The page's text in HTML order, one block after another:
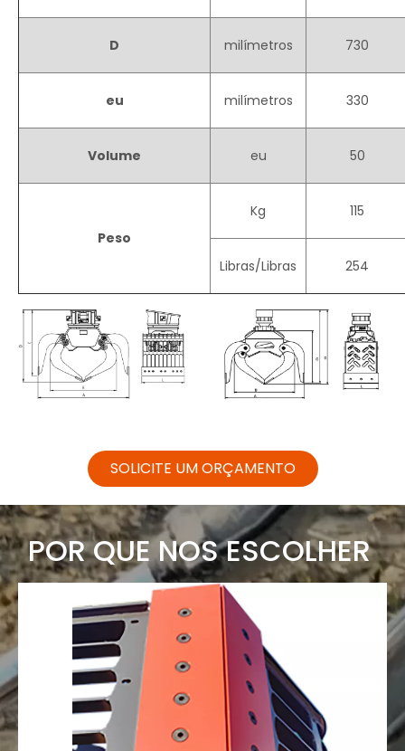
D milímetros 730
eu milímetros 330
Volume eu 50
Peso
Kg 115
Libras/Libras 254
SOLICITE UM ORÇAMENTO
POR QUE NOS ESCOLHER